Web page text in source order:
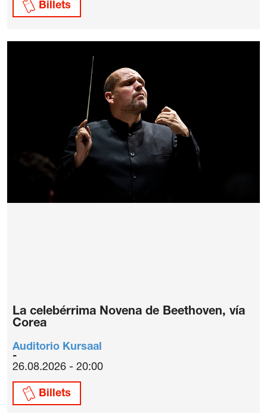
Billets
La celebérrima Novena de Beethoven, vía
Corea
Auditorio Kursaal
26.08.2026 - 20:00
Billets